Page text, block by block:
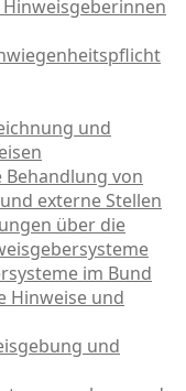
und
von
externe Stellen
über die
im Bund
Hinweise und
und